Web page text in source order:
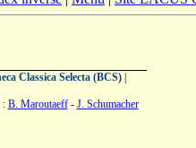
Classica Selecta (BCS)|
: B. Maroutaeff- J. Schumacher